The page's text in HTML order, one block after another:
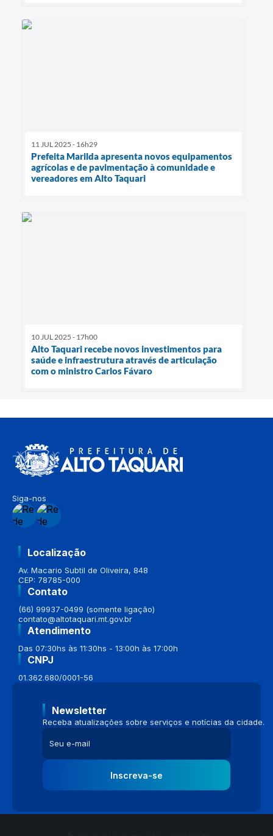
11 JUL 2025 - 16h29
Prefeita Marilda apresenta novos equipamentos
agrícolas e de pavimentação à comunidade e
vereadores em Alto Taquari
10 JUL 2025 - 17h00
Alto Taquari recebe novos investimentos para
saúde e infraestrutura através de articulação
com o ministro Carlos Fávaro
Siga-nos
Localização
Av. Macario Subtil de Oliveira, 848
CEP: 78785-000
Contato
(66) 99937-0499 (somente ligação)
contato@altotaquari.mt.gov.br
Atendimento
Das 07:30hs às 11:30hs - 13:00h às 17:00h
CNPJ
01.362.680/0001-56
Newsletter
Receba atualizações sobre serviços e notícias da cidade.
Inscreva-se